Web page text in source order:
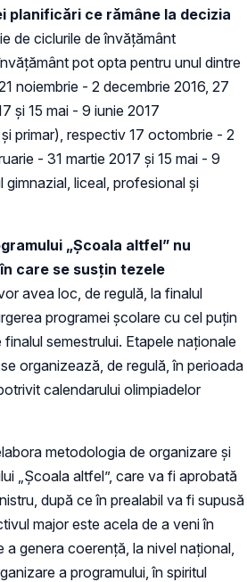
planificări ce rămâne la decizia
de ciclurile de învăţământ
pot opta pentru unul dintre
noiembrie - 2 decembrie 2016, 27
şi 15 mai - 9 iunie 2017
primar), respectiv 17 octombrie - 2
- 31 martie 2017 şi 15 mai - 9
liceal, profesional şi
„Şcoala altfel” nu
care se susţin tezele
avea loc, de regulă, la finalul
programei şcolare cu cel puţin
semestrului. Etapele naţionale
organizează, de regulă, în perioada
calendarului olimpiadelor
metodologia de organizare şi
„Şcoala altfel”, care va fi aprobată
după ce în prealabil va fi supusă
major este acela de a veni în
a genera coerenţă, la nivel naţional,
a programului, în spiritul